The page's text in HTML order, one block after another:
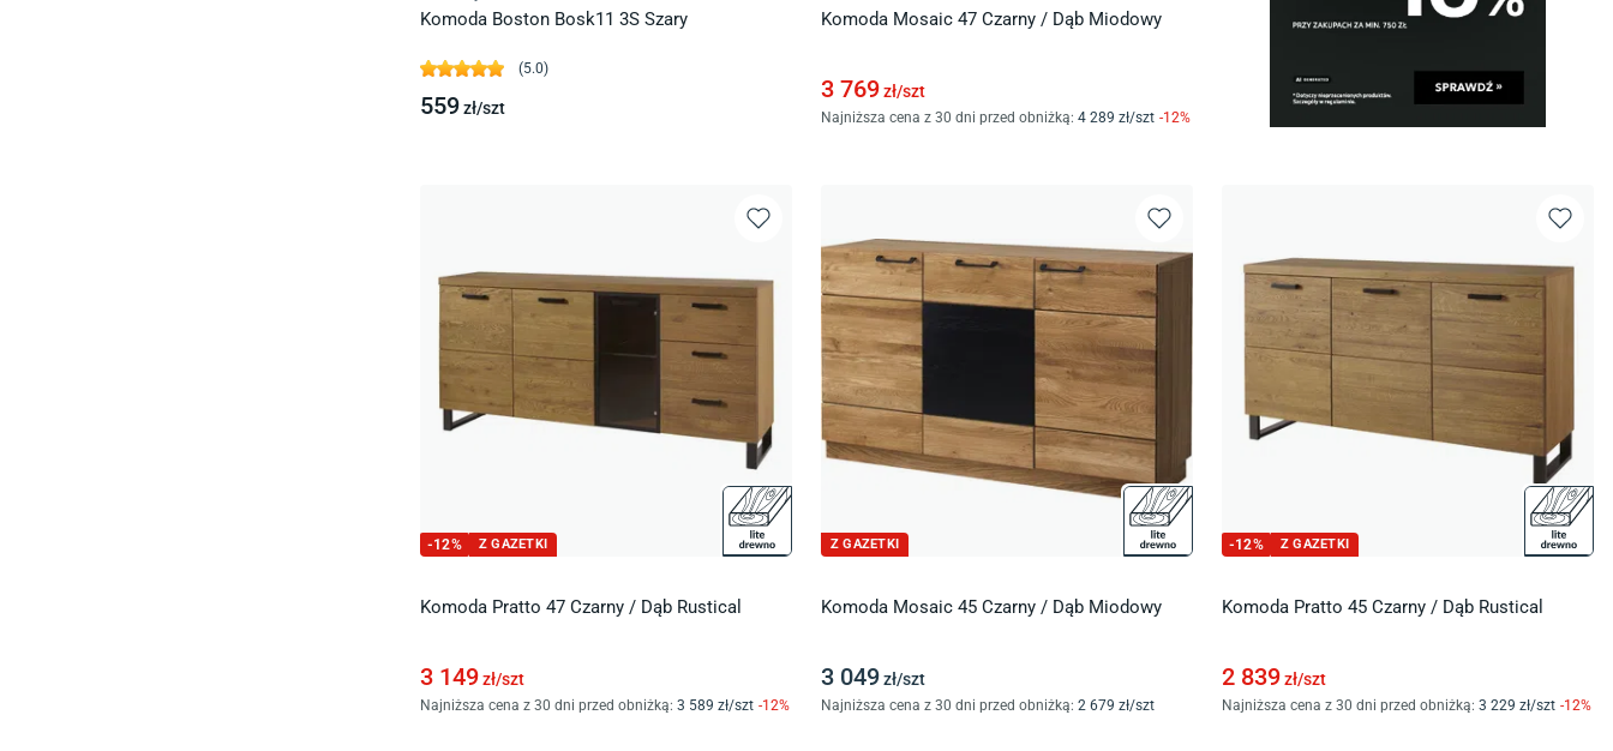
Komoda Boston Bosk11 3S Szary
(5.0)
559zł/szt
Komoda Mosaic 47 Czarny / Dąb Miodowy
3 769zł/szt
Najniższa cena z 30 dni przed obniżką: 4 289 zł/szt -12%
-12% Z GAZETKI
Komoda Pratto 47 Czarny / Dąb Rustical
3 149zł/szt
Najniższa cena z 30 dni przed obniżką: 3 589 zł/szt -12%
Z GAZETKI
Komoda Mosaic 45 Czarny / Dąb Miodowy
3 049zł/szt
Najniższa cena z 30 dni przed obniżką: 2 679 zł/szt
-12% Z GAZETKI
Komoda Pratto 45 Czarny / Dąb Rustical
2 839zł/szt
Najniższa cena z 30 dni przed obniżką: 3 229 zł/szt -12%